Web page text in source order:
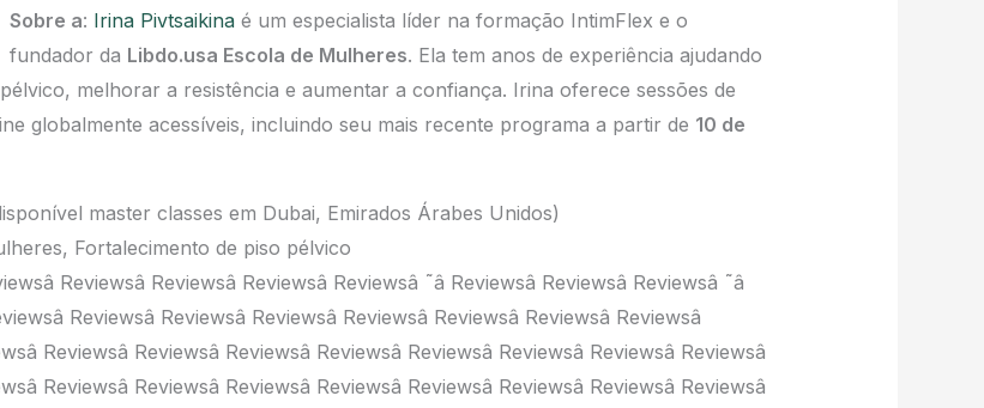
Sobre a: Irina Pivtsaikinaé um especialista líder na formação IntimFlex e o
fundador da Libdo.usa Escola de Mulheres. Ela tem anos de experiência ajudando
melhorar a resistência e aumentar a confiança. Irina oferece sessões de
globalmente acessíveis, incluindo seu mais recente programa a partir de 10 de
master classes em Dubai, Emirados Árabes Unidos)
Fortalecimento de piso pélvico
Reviewsâ Reviewsâ Reviewsâ Reviewsâ ˜â Reviewsâ Reviewsâ Reviewsâ ˜â
Reviewsâ Reviewsâ Reviewsâ Reviewsâ Reviewsâ Reviewsâ Reviewsâ
Reviewsâ Reviewsâ Reviewsâ Reviewsâ Reviewsâ Reviewsâ Reviewsâ Reviewsâ
Reviewsâ Reviewsâ Reviewsâ Reviewsâ Reviewsâ Reviewsâ Reviewsâ Reviewsâ